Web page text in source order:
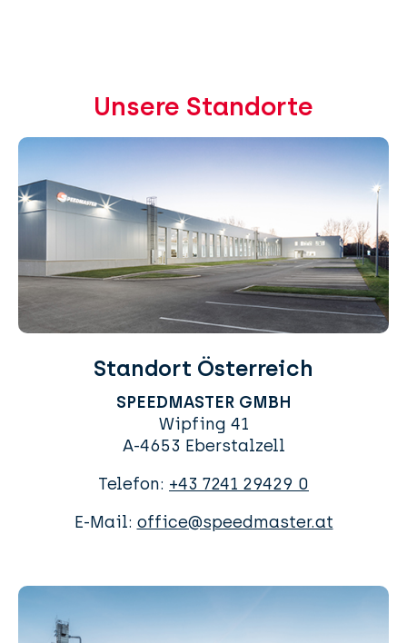
Unsere Standorte
Standort Österreich
SPEEDMASTER GMBH
Wipfing 41
A-4653 Eberstalzell
Telefon: +43 7241 29429 0
E-Mail: office@speedmaster.at